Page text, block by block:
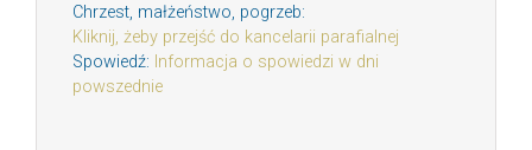
Chrzest, małżeństwo, pogrzeb:
Kliknij, żeby przejść do kancelarii parafialnej
Spowiedź: Informacja o spowiedzi w dni
powszednie